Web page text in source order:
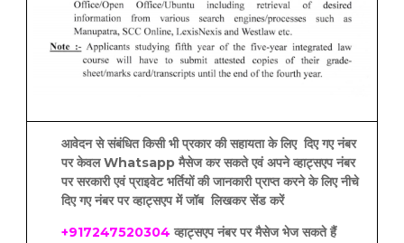
आवेदन से संबंधित किसी भी प्रकार की सहायता के लिए दिए गए नंबर
पर केवल Whatsapp मैसेज कर सकते एवं अपने व्हाट्सएप नंबर
पर सरकारी एवं प्राइवेट भर्तियों की जानकारी प्राप्त करने के लिए नीचे
दिए गए नंबर पर व्हाट्सएप में जॉब लिखकर सेंड करें
+917247520304 व्हाट्सएप नंबर पर मैसेज भेज सकते हैं